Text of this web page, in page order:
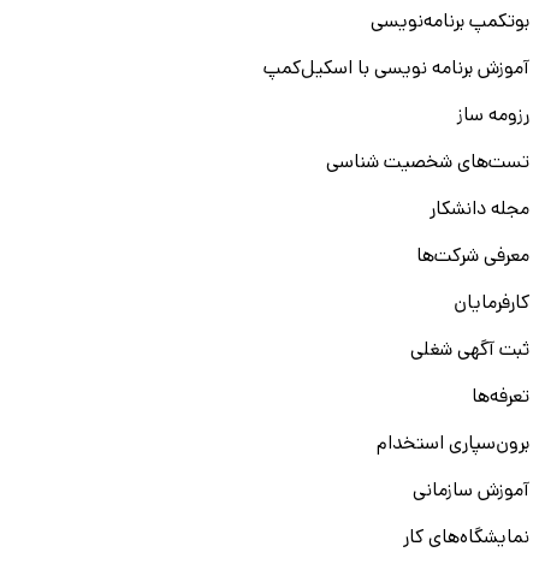
بوتکمپ برنامه‌نویسی
آموزش برنامه نویسی با اسکیل‌کمپ
رزومه ساز
تست‌های شخصیت شناسی
مجله دانشکار
معرفی شرکت‌ها
کارفرمایان
ثبت آگهی شغلی
تعرفه‌ها
برون‌سپاری استخدام
آموزش سازمانی
نمایشگاه‌های کار